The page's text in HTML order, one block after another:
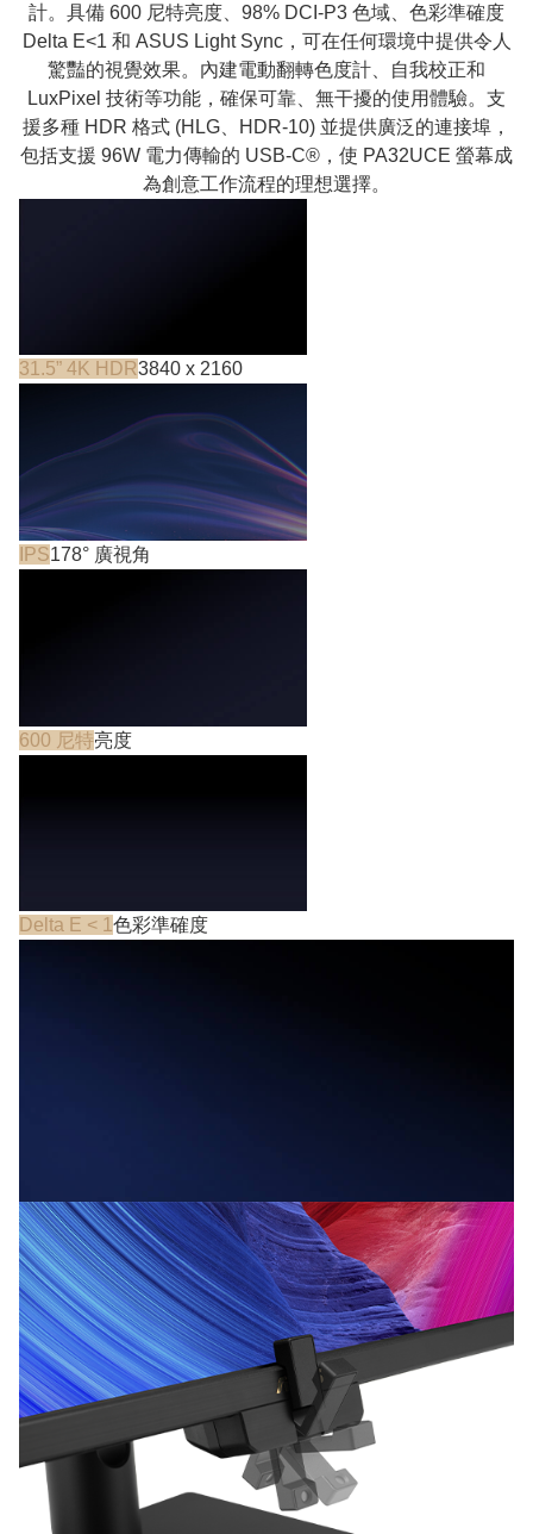
計。具備 600 尼特亮度、98% DCI-P3 色域、色彩準確度
Delta E<1 和 ASUS Light Sync，可在任何環境中提供令人
驚豔的視覺效果。內建電動翻轉色度計、自我校正和
LuxPixel 技術等功能，確保可靠、無干擾的使用體驗。支
援多種 HDR 格式 (HLG、HDR-10) 並提供廣泛的連接埠，
包括支援 96W 電力傳輸的 USB-C®，使 PA32UCE 螢幕成
為創意工作流程的理想選擇。
31.5” 4K HDR3840 x 2160
IPS178° 廣視角
600 尼特亮度
Delta E < 1 色彩準確度